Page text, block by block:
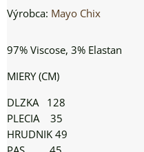
Výrobca: Mayo Chix
97% Viscose, 3% Elastan
MIERY (CM)
DLZKA 128
PLECIA 35
HRUDNIK 49